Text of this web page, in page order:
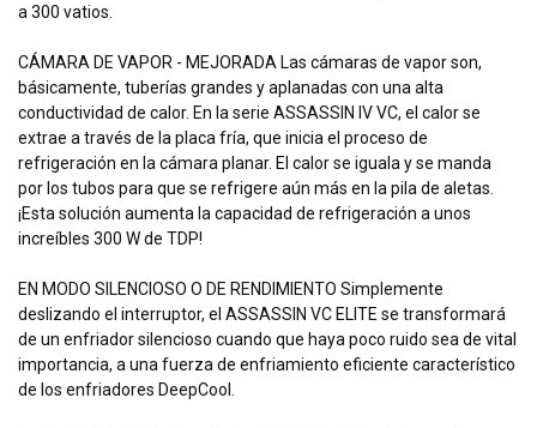
a 300 vatios.
CÁMARA DE VAPOR - MEJORADA Las cámaras de vapor son,
básicamente, tuberías grandes y aplanadas con una alta
conductividad de calor. En la serie ASSASSIN IV VC, el calor se
extrae a través de la placa fría, que inicia el proceso de
refrigeración en la cámara planar. El calor se iguala y se manda
por los tubos para que se refrigere aún más en la pila de aletas.
¡Esta solución aumenta la capacidad de refrigeración a unos
increíbles 300 W de TDP!
EN MODO SILENCIOSO O DE RENDIMIENTO Simplemente
deslizando el interruptor, el ASSASSIN VC ELITE se transformará
de un enfriador silencioso cuando que haya poco ruido sea de vital
importancia, a una fuerza de enfriamiento eficiente característico
de los enfriadores DeepCool.